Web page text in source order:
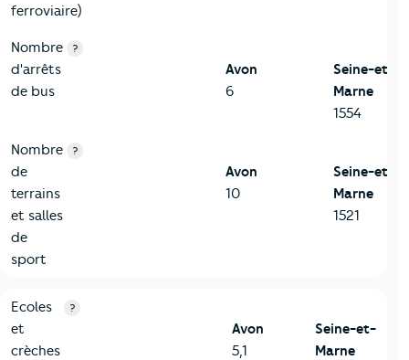
ferroviaire)
Nombre
d'arrêts
de bus
?
Avon
6
Seine-et-
Marne
1554
Nombre
de
terrains
et salles
de
sport
?
Avon
10
Seine-et-
Marne
1521
4-Education
Critères
Ecoles
et
crèches
?
Avon
5,1
Seine-et-
Marne